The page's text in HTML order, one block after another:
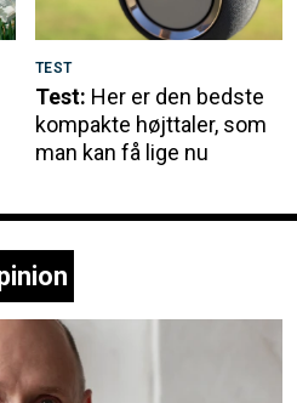
TEST
Test: Her er den bedste
kompakte højttaler, som
man kan få lige nu